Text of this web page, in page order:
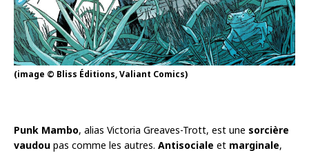
(image © Bliss Éditions, Valiant Comics)
Punk Mambo, alias Victoria Greaves-Trott, est une sorcière
vaudou pas comme les autres. Antisociale et marginale,